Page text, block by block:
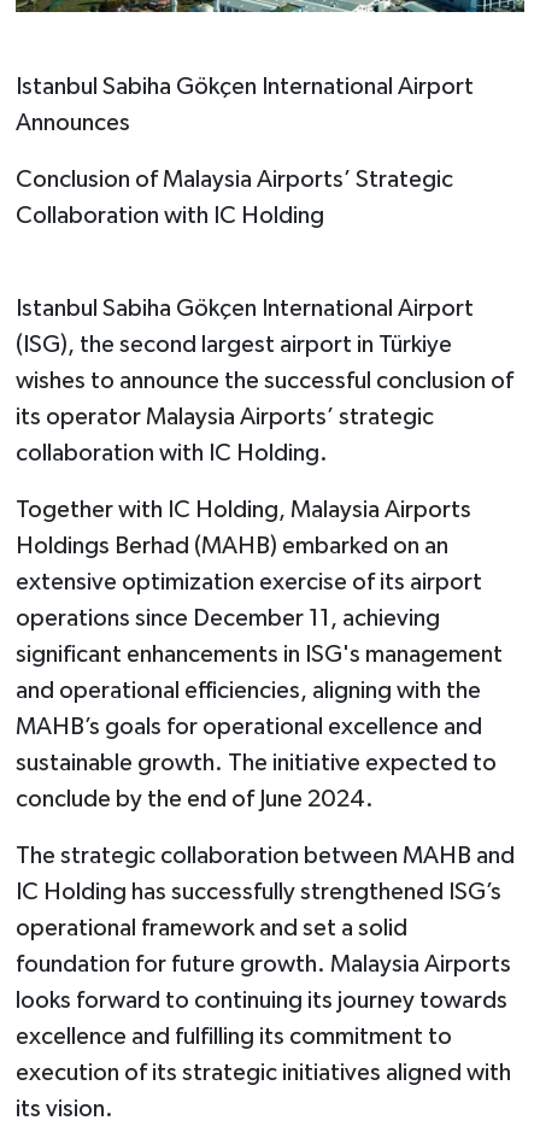
Istanbul Sabiha Gökçen International Airport
Announces
Conclusion of Malaysia Airports’ Strategic
Collaboration with IC Holding
Istanbul Sabiha Gökçen International Airport
(ISG), the second largest airport in Türkiye
wishes to announce the successful conclusion of
its operator Malaysia Airports’ strategic
collaboration with IC Holding.
Together with IC Holding, Malaysia Airports
Holdings Berhad (MAHB) embarked on an
extensive optimization exercise of its airport
operations since December 11, achieving
significant enhancements in ISG's management
and operational efficiencies, aligning with the
MAHB’s goals for operational excellence and
sustainable growth. The initiative expected to
conclude by the end of June 2024.
The strategic collaboration between MAHB and
IC Holding has successfully strengthened ISG’s
operational framework and set a solid
foundation for future growth. Malaysia Airports
looks forward to continuing its journey towards
excellence and fulfilling its commitment to
execution of its strategic initiatives aligned with
its vision.